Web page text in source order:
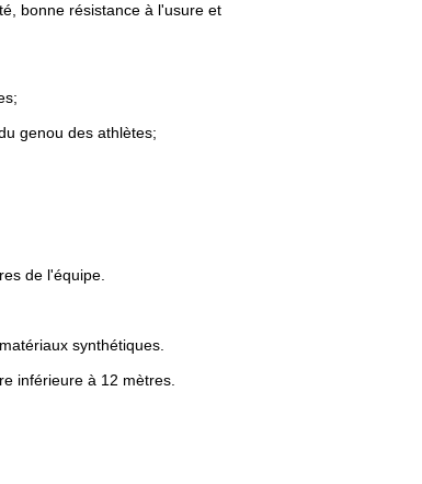
bonne résistance à l'usure et
genou des athlètes;
de l'équipe.
synthétiques.
inférieure à 12 mètres.